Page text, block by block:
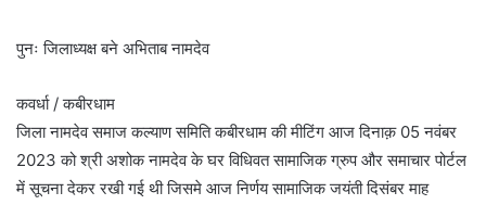
पुनः जिलाध्यक्ष बने अभिताब नामदेव
कवर्धा / कबीरधाम
जिला नामदेव समाज कल्याण समिति कबीरधाम की मीटिंग आज दिनाक़ 05 नवंबर
2023 को श्री अशोक नामदेव के घर विधिवत सामाजिक ग्रुप और समाचार पोर्टल
में सूचना देकर रखी गई थी जिसमे आज निर्णय सामाजिक जयंती दिसंबर माह